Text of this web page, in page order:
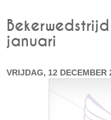
januari
VRIJDAG, 12